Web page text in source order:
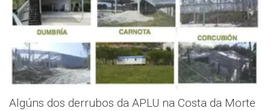
Algúns dos derrubos da APLU na Costa da Morte